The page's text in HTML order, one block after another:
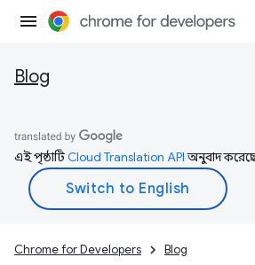
Blog
এই পৃষ্ঠাটিCloud Translation APIঅনুবাদ
Chrome for Developers Blog